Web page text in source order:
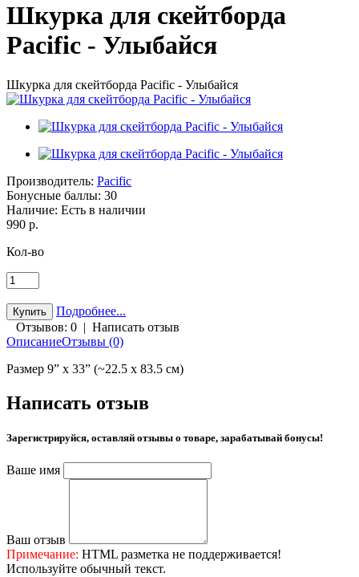
Шкурка для скейтборда
Pacific - Улыбайся
Шкурка для скейтборда Pacific - Улыбайся
Производитель: Pacific
Бонусные баллы: 30
Наличие: Есть в наличии
990 р.
Кол-во
Подробнее...
Отзывов: 0 | Написать отзыв
ОписаниеОтзывы (0)
Размер 9” х 33” (~22.5 x 83.5 см)
Написать отзыв
Зарегистрируйся, оставляй отзывы о товаре, зарабатывай бонусы!
Ваше имя
Ваш отзыв
Примечание: HTML разметка не поддерживается!
Используйте обычный текст.